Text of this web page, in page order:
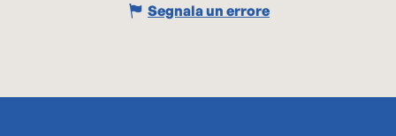
Segnala un errore